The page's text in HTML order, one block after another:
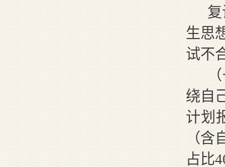
生思
试不
（
绕自
计划
（含
占比